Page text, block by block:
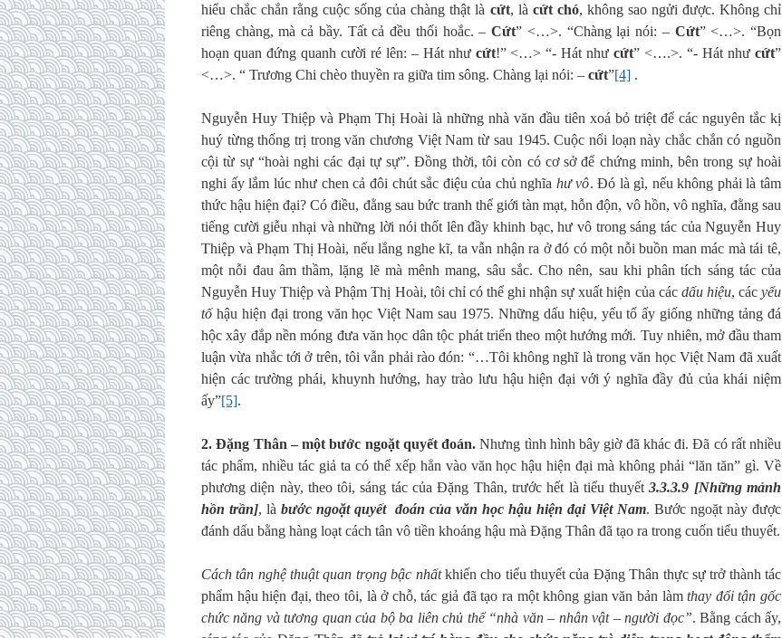
hiểu chắc chắn rằng cuộc sống của chàng thật là cứt, là cứt chó, không sao ngửi được. Không chỉ
riêng chàng, mà cả bầy. Tất cả đều thối hoắc. –Cứt” <…>. “Chàng lại nói: – Cứt” <…>. “Bọn
hoạn quan đứng quanh cười ré lên: – Hát như cứt!” <…> “- Hát nhưcứt” <….>. “- Hát như cứt”
<…>. “ Trương Chi chèo thuyền ra giữa tim sông. Chàng lại nói: – cứt”[4] .
Nguyễn Huy Thiệp và Phạm Thị Hoài là những nhà văn đầu tiên xoá bỏ triệt để các nguyên tắc kị
huý từng thống trị trong văn chương Việt Nam từ sau 1945. Cuộc nổi loạn này chắc chắn có nguồn
cội từ sự “hoài nghi các đại tự sự”. Đồng thời, tôi còn có cơ sở để chứng minh, bên trong sự hoài
nghi ấy lắm lúc như chen cả đôi chút sắc điệu của chủ nghĩa hư vô. Đó là gì, nếu không phải là tâm
thức hậu hiện đại? Có điều, đằng sau bức tranh thế giới tàn mạt, hỗn độn, vô hồn, vô nghĩa, đằng sau
tiếng cười giễu nhại và những lời nói thốt lên đầy khinh bạc, hư vô trong sáng tác của Nguyễn Huy
Thiệp và Phạm Thị Hoài, nếu lắng nghe kĩ, ta vẫn nhận ra ở đó có một nỗi buồn man mác mà tái tê,
một nỗi đau âm thầm, lặng lẽ mà mênh mang, sâu sắc. Cho nên, sau khi phân tích sáng tác của
Nguyễn Huy Thiệp và Phậm Thị Hoài, tôi chỉ có thể ghi nhận sự xuất hiện của các dấu hiệu, cácyếu
tốhậu hiện đại trong văn học Việt Nam sau 1975. Những dấu hiệu, yếu tố ấy giống những tảng đá
hộc xây đắp nền móng đưa văn học dân tộc phát triển theo một hướng mới. Tuy nhiên, mở đầu tham
luận vừa nhắc tới ở trên, tôi vẫn phải rào đón: “…Tôi không nghĩ là trong văn học Việt Nam đã xuất
hiện các trường phái, khuynh hướng, hay trào lưu hậu hiện đại với ý nghĩa đầy đủ của khái niệm
ấy”[5].
2. Đặng Thân – một bước ngoặt quyết đoán. Nhưng tình hình bây giờ đã khác đi. Đã có rất nhiều
tác phẩm, nhiều tác giả ta có thể xếp hẳn vào văn học hậu hiện đại mà không phải “lăn tăn” gì. Về
phương diện này, theo tôi, sáng tác của Đặng Thân, trước hết là tiểu thuyết3.3.3.9 [Những mảnh
hồn trần], là bước ngoặt quyết đoán của văn học hậu hiện đại Việt Nam. Bước ngoặt này được
đánh dấu bằng hàng loạt cách tân vô tiền khoáng hậu mà Đặng Thân đã tạo ra trong cuốn tiểu thuyết.
Cách tân nghệ thuật quan trọng bậc nhấtkhiến cho tiểu thuyết của Đặng Thân thực sự trở thành tác
phẩm hậu hiện đại, theo tôi, là ở chỗ, tác giả đã tạo ra một không gian văn bản làmthay đổi tận gốc
chức năng và tương quan của bộ ba liên chủ thể “nhà văn – nhân vật – người đọc”. Bằng cách ấy,